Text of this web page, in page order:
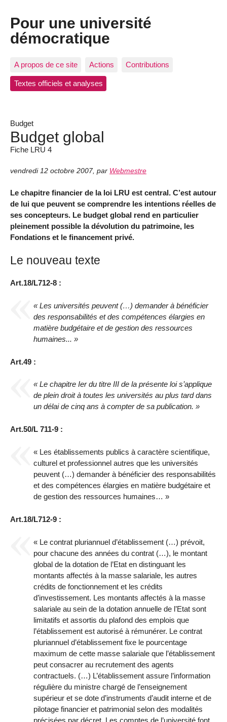
Pour une université
démocratique
A propos de ce site Actions Contributions
Textes officiels et analyses
Budget
Budget global
Fiche LRU 4
vendredi 12 octobre 2007, par Webmestre
Le chapitre financier de la loi LRU est central. C’est autour
de lui que peuvent se comprendre les intentions réelles de
ses concepteurs. Le budget global rend en particulier
pleinement possible la dévolution du patrimoine, les
Fondations et le financement privé.
Le nouveau texte
Art.18/L712-8 :
« Les universités peuvent (…) demander à bénéficier
des responsabilités et des compétences élargies en
matière budgétaire et de gestion des ressources
humaines... »
Art.49 :
« Le chapitre Ier du titre III de la présente loi s’applique
de plein droit à toutes les universités au plus tard dans
un délai de cinq ans à compter de sa publication. »
Art.50/L 711-9 :
« Les établissements publics à caractère scientifique,
culturel et professionnel autres que les universités
peuvent (…) demander à bénéficier des responsabilités
et des compétences élargies en matière budgétaire et
de gestion des ressources humaines… »
Art.18/L712-9 :
« Le contrat pluriannuel d’établissement (…) prévoit,
pour chacune des années du contrat (…), le montant
global de la dotation de l’Etat en distinguant les
montants affectés à la masse salariale, les autres
crédits de fonctionnement et les crédits
d’investissement. Les montants affectés à la masse
salariale au sein de la dotation annuelle de l’Etat sont
limitatifs et assortis du plafond des emplois que
l’établissement est autorisé à rémunérer. Le contrat
pluriannuel d’établissement fixe le pourcentage
maximum de cette masse salariale que l’établissement
peut consacrer au recrutement des agents
contractuels. (…) L’établissement assure l’information
régulière du ministre chargé de l’enseignement
supérieur et se dote d’instruments d’audit interne et de
pilotage financier et patrimonial selon des modalités
précisées par décret. Les comptes de l’université font